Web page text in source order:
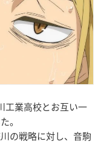
工業高校とお互い一
。
の戦略に対し、音駒